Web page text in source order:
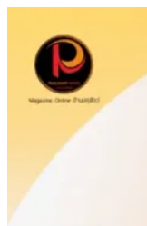
content